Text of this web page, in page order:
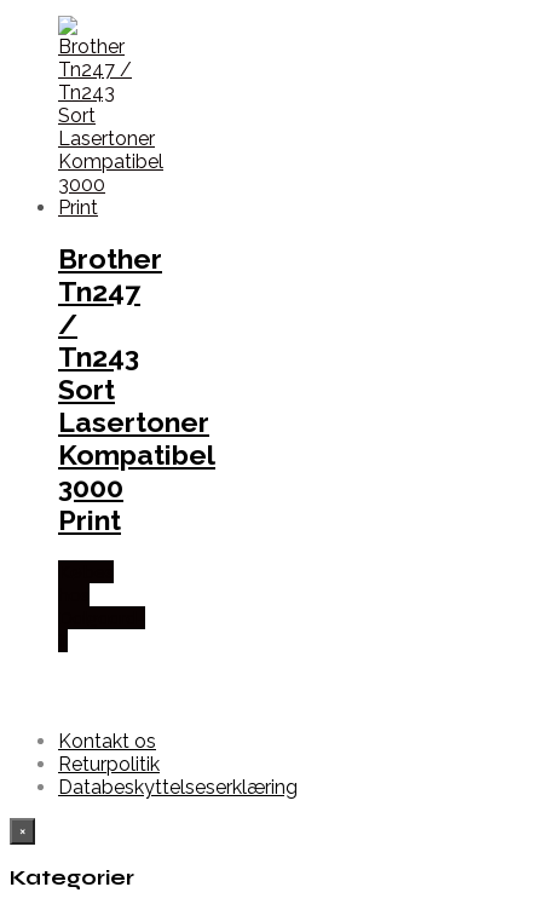
Brother
Tn247
/
Tn243
Sort
Lasertoner
Kompatibel
3000
Print
Kontakt os
Returpolitik
Databeskyttelseserklæring
×
Kategorier